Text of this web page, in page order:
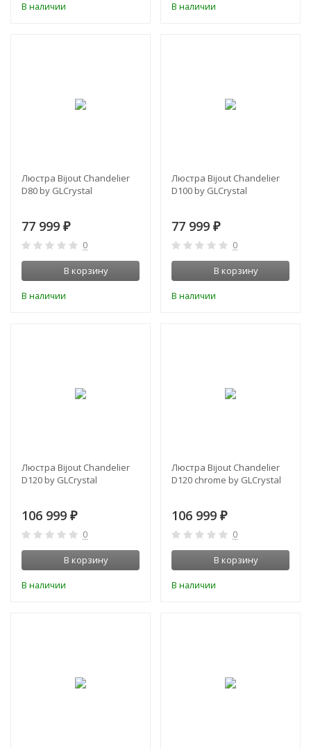
В наличии В наличии
Люстра Bijout Chandelier
D80 by GLCrystal
77 999 ₽
0
В корзину
В наличии
Люстра Bijout Chandelier
D100 by GLCrystal
77 999 ₽
0
В корзину
В наличии
Люстра Bijout Chandelier
D120 by GLCrystal
106 999 ₽
0
В корзину
В наличии
Люстра Bijout Chandelier
D120 chrome by GLCrystal
106 999 ₽
0
В корзину
В наличии